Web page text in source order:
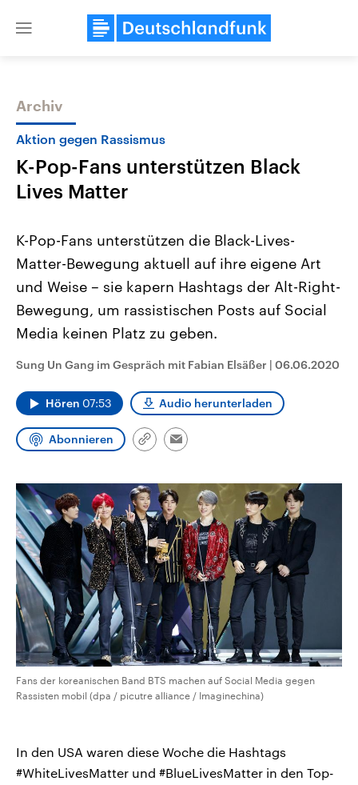
Close
Themen
Landtagswahl Sachsen-Anhalt
2026
Alle Informationen
Sachsen-Anhalt wählt am 6.
September 2026 einen neuen
Landtag. Seit 2021 wird das
CDU, SPD und FDP regiert.-
Wahlprogramme, aktuelle Berichte
und Hintergründe zu den Parteien
und Kandidaten der anstehenden
Wahl.
Aktuelle Beiträge,
Hintergründe
Wirtschaftlich und
den mächtigsten Ländern
aktuelle Weltgeschehen.
Sendungen Programm Podcasts
Audio-Archiv
Archiv
Aktion gegen Rassismus
K-Pop-Fans unterstützen Black
Lives Matter
K-Pop-Fans unterstützen die Black-Lives-
Matter-Bewegung aktuell auf ihre eigene Art
und Weise – sie kapern Hashtags der Alt-Right-
Bewegung, um rassistischen Posts auf Social
Media keinen Platz zu geben.
Sung Un Gang im Gespräch mit Fabian Elsäßer | 06.06.2020
Hören 07:53 Audio herunterladen
Abonnieren
Link
Email
Fans der koreanischen Band BTS machen auf Social Media gegen
Rassisten mobil (dpa / picutre alliance / Imaginechina)
In den USA waren diese Woche die Hashtags
#WhiteLivesMatter und #BlueLivesMatter in den Top-